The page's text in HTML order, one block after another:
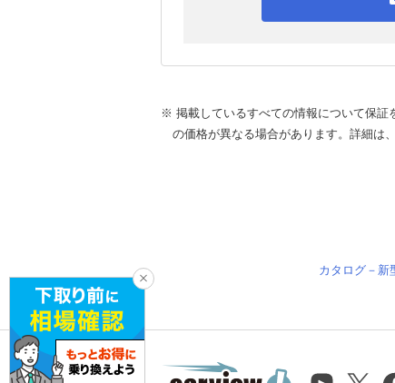
※ 掲載しているすべての情報について保証
の価格が異なる場合があります。詳細は
カタログ－新